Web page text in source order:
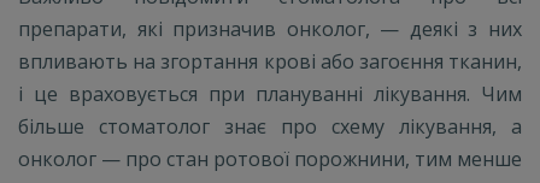
препарати, які призначив онколог, — деякі з них
впливають на згортання крові або загоєння тканин,
і це враховується при плануванні лікування. Чим
більше стоматолог знає про схему лікування, а
онколог — про стан ротової порожнини, тим менше